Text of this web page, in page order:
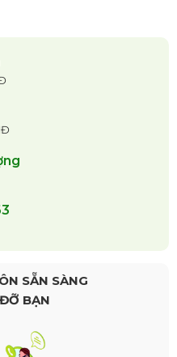
SẴN SÀNG
BẠN